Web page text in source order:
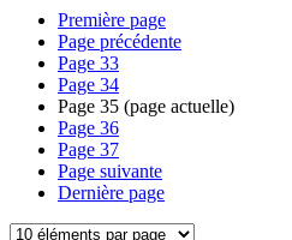
Première page
Page précédente
Page 33
Page 34
Page 35 (page actuelle)
Page 36
Page 37
Page suivante
Dernière page